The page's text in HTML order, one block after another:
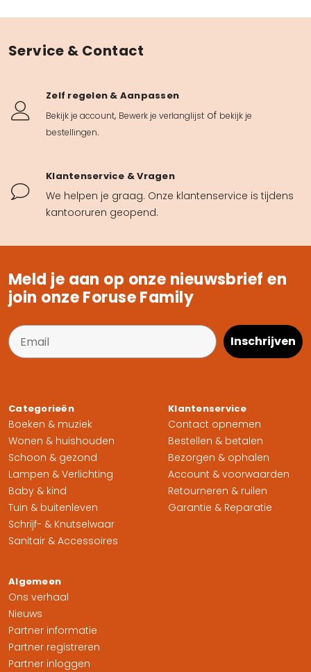
Service & Contact
Zelf regelen & Aanpassen
Bekijk je account, Bewerk je verlanglijst of bekijk je
bestellingen.
Klantenservice & Vragen
We helpen je graag. Onze klantenservice is tijdens
kantooruren geopend.
Meld je aan op onze nieuwsbrief en
join onze Foruse Family
Inschrijven
Categorieën
Boeken & muziek
Wonen & huishouden
Schoon & gezond
Lampen & Verlichting
Baby & kind
Tuin & buitenleven
Schrijf- & Knutselwaar
Sanitair & Accessoires
Klantenservice
Contact opnemen
Bestellen & betalen
Bezorgen & ophalen
Account & voorwaarden
Retourneren & ruilen
Garantie & Reparatie
Algemeen
Ons verhaal
Nieuws
Partner informatie
Partner registreren
Partner inloggen